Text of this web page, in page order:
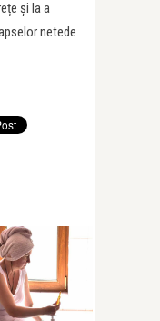
și la a
netede